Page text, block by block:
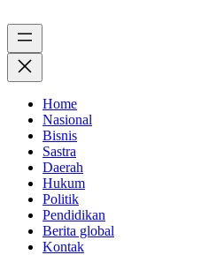
Home
Nasional
Bisnis
Sastra
Daerah
Hukum
Politik
Pendidikan
Berita global
Kontak